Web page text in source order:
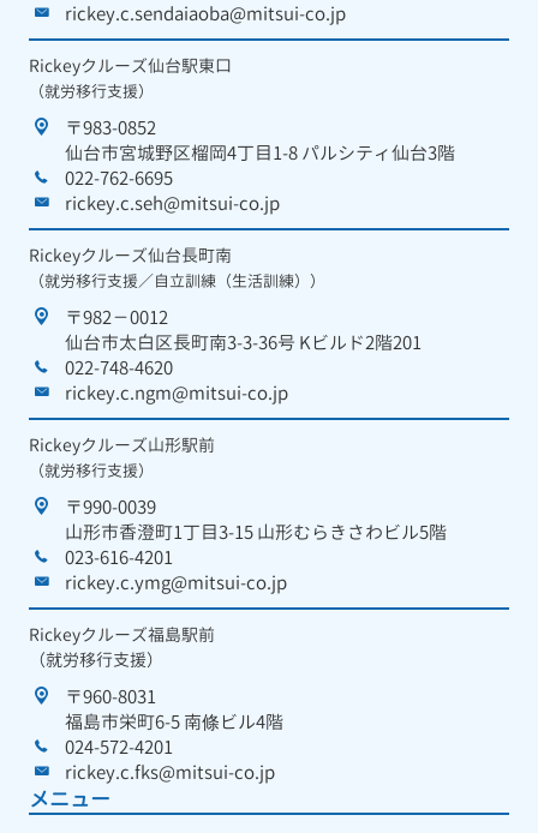
rickey.c.sendaiaoba@mitsui-co.jp
Rickeyクルーズ仙台駅東口
（就労移行支援）
〒983-0852
仙台市宮城野区榴岡4丁目1-8 パルシティ仙台3階
022-762-6695
rickey.c.seh@mitsui-co.jp
Rickeyクルーズ仙台長町南
（就労移行支援／自立訓練（生活訓練））
〒982－0012
仙台市太白区長町南3-3-36号 Kビルド2階201
022-748-4620
rickey.c.ngm@mitsui-co.jp
Rickeyクルーズ山形駅前
（就労移行支援）
〒990-0039
山形市香澄町1丁目3-15 山形むらきさわビル5階
023-616-4201
rickey.c.ymg@mitsui-co.jp
Rickeyクルーズ福島駅前
（就労移行支援）
〒960-8031
福島市栄町6-5 南條ビル4階
024-572-4201
rickey.c.fks@mitsui-co.jp
メニュー